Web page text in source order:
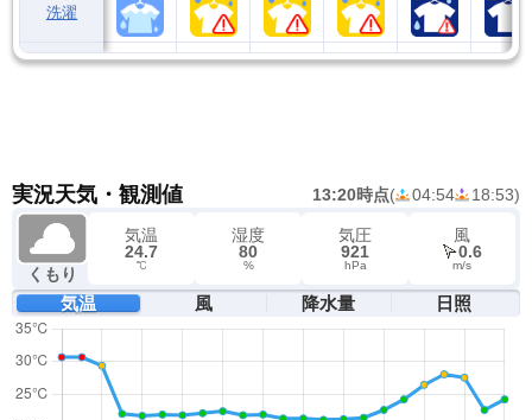
洗濯
実況天気・観測値 13:20時点( 04:54 18:53)
くもり
気温
24.7
℃
湿度
80
%
気圧
921
hPa
風
0.6
m/s
気温 風 降水量 日照